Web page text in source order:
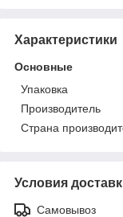
Характеристики
Основные
Упаковка
Производитель
Страна
Условия
Самовывоз